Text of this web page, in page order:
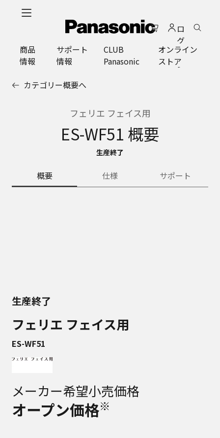
ロ
グ
イ
ン
商品
情報
サポート
情報
CLUB
Panasonic
オンライン
ストア
カテゴリー概要へ
フェリエ フェイス用
ES-WF51 概要
生産終了
概要 仕様 サポート
生産終了
フェリエ フェイス用
ES-WF51
メーカー希望小売価格
オープン価格※